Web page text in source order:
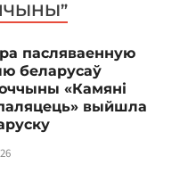
пасляваенную
беларусаў
«Камяні
паляцець» выйшла